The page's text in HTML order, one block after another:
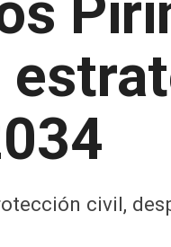
civil,